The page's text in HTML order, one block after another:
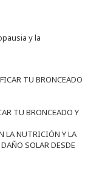
y la
TU BRONCEADO Y
NUTRICIÓN Y LA
SOLAR DESDE